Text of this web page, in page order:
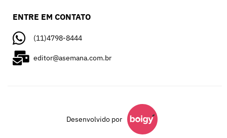
ENTRE EM CONTATO
(11)4798-8444
editor@asemana.com.br
Desenvolvido por